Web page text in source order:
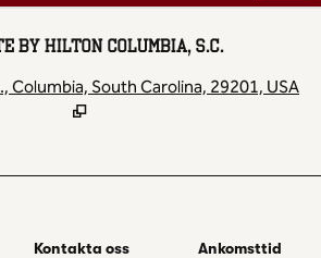
BY HILTON COLUMBIA, S.C.
Columbia, South Carolina, 29201, USA
Kontakta oss
Ankomsttid